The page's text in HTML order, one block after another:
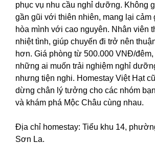
phục vụ nhu cầu nghỉ dưỡng. Không
gần gũi với thiên nhiên, mang lại cảm
hòa mình với cao nguyên. Nhân viên
nhiệt tình, giúp chuyến đi trở nên
hơn. Giá phòng từ 500.000 VNĐ/
những ai muốn trải nghiệm nghỉ
nhưng tiện nghi. Homestay Việt Hạt
dừng chân lý tưởng cho các nhóm
và khám phá Mộc Châu cùng nhau.
Địa chỉ homestay: Tiểu khu 14,
Sơn La.